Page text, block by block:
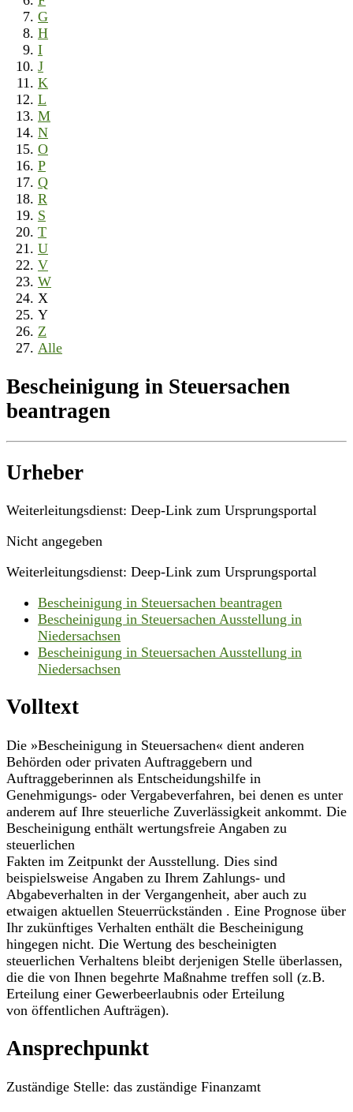
G
H
I
J
K
L
M
N
O
P
Q
R
S
T
U
V
W
X
Y
Z
Alle
Bescheinigung in Steuersachen
beantragen
Urheber
Weiterleitungsdienst: Deep-Link zum Ursprungsportal
Nicht angegeben
Weiterleitungsdienst: Deep-Link zum Ursprungsportal
Bescheinigung in Steuersachen beantragen
Bescheinigung in Steuersachen Ausstellung in
Niedersachsen
Bescheinigung in Steuersachen Ausstellung in
Niedersachsen
Volltext
Die »Bescheinigung in Steuersachen« dient anderen
Behörden oder privaten Auftraggebern und
Auftraggeberinnen als Entscheidungshilfe in
Genehmigungs- oder Vergabeverfahren, bei denen es unter
anderem auf Ihre steuerliche Zuverlässigkeit ankommt. Die
Bescheinigung enthält wertungsfreie Angaben zu
steuerlichen
Fakten im Zeitpunkt der Ausstellung. Dies sind
beispielsweise Angaben zu Ihrem Zahlungs- und
Abgabeverhalten in der Vergangenheit, aber auch zu
etwaigen aktuellen Steuerrückständen . Eine Prognose über
Ihr zukünftiges Verhalten enthält die Bescheinigung
hingegen nicht. Die Wertung des bescheinigten
steuerlichen Verhaltens bleibt derjenigen Stelle überlassen,
die die von Ihnen begehrte Maßnahme treffen soll (z.B.
Erteilung einer Gewerbeerlaubnis oder Erteilung
von öffentlichen Aufträgen).
Ansprechpunkt
Zuständige Stelle: das zuständige Finanzamt